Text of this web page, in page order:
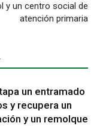
y un centro social de
atención primaria
un entramado
y recupera un
y un remolque